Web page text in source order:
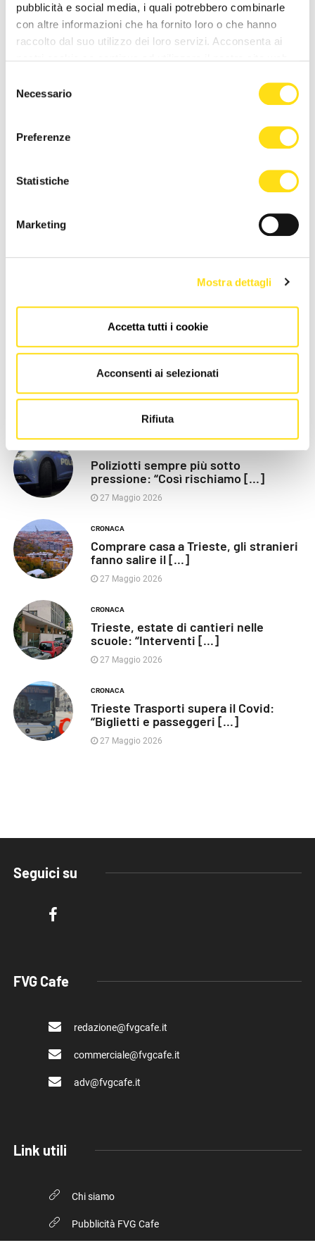
pubblicità e social media, i quali potrebbero combinarle
con altre informazioni che ha fornito loro o che hanno
raccolto dal suo utilizzo dei loro servizi. Acconsenta ai
delNecessario
Preferenze
Statistiche
Marketing
Mostra dettagli
Accetta tutti i cookie
Acconsenti ai selezionati
Rifiuta
CRONACA
Trieste, estate di cantieri
27 Maggio 2026
Trieste Trasporti supera il
Covid: “Biglietti e passeggeri
chiusa”, Vaccarezza [...]
27 Maggio 2026
Poliziotti sempre più sotto
pressione: “Così rischiamo [...]
27 Maggio 2026
CRONACA
Comprare casa a Trieste, gli stranieri
fanno salire il [...]
27 Maggio 2026
CRONACA
Trieste, estate di cantieri nelle
scuole: “Interventi [...]
27 Maggio 2026
CRONACA
Trieste Trasporti supera il Covid:
“Biglietti e passeggeri [...]
27 Maggio 2026
Seguici su
FVG Cafe
redazione@fvgcafe.it
commerciale@fvgcafe.it
adv@fvgcafe.it
Link utili
Chi siamo
Pubblicità FVG Cafe